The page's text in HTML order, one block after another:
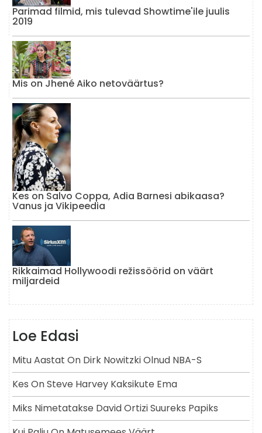
Parimad filmid, mis tulevad Showtime'ile juulis
2019
Mis on Jhené Aiko netoväärtus?
Kes on Salvo Coppa, Adia Barnesi abikaasa?
Vanus ja Vikipeedia
Rikkaimad Hollywoodi režissöörid on väärt
miljardeid
Loe Edasi
Mitu Aastat On Dirk Nowitzki Olnud NBA-S
Kes On Steve Harvey Kaksikute Ema
Miks Nimetatakse David Ortizi Suureks Papiks